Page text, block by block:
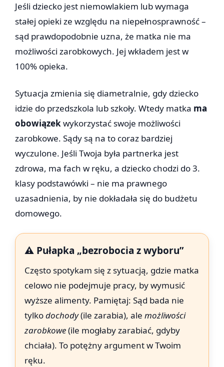
Jeśli dziecko jest niemowlakiem lub wymaga
stałej opieki ze względu na niepełnosprawność –
sąd prawdopodobnie uzna, że matka nie ma
możliwości zarobkowych. Jej wkładem jest w
100% opieka.
Sytuacja zmienia się diametralnie, gdy dziecko
idzie do przedszkola lub szkoły. Wtedy matka ma
obowiązekwykorzystać swoje możliwości
zarobkowe. Sądy są na to coraz bardziej
wyczulone. Jeśli Twoja była partnerka jest
zdrowa, ma fach w ręku, a dziecko chodzi do 3.
klasy podstawówki – nie ma prawnego
uzasadnienia, by nie dokładała się do budżetu
domowego.
⚠️ Pułapka „bezrobocia z wyboru”
Często spotykam się z sytuacją, gdzie matka
celowo nie podejmuje pracy, by wymusić
wyższe alimenty. Pamiętaj: Sąd bada nie
tylkodochody(ile zarabia), ale możliwości
zarobkowe(ile mogłaby zarabiać, gdyby
chciała). To potężny argument w Twoim
ręku.